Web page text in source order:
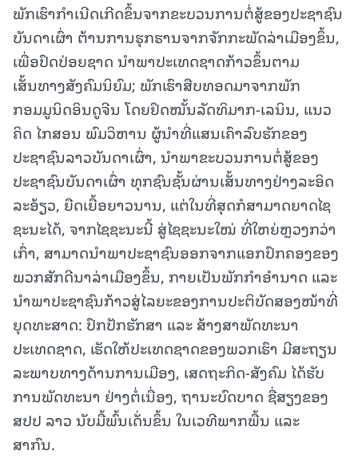
ພັກເຮົາກໍາເນີດເກີດຂຶ້ນຈາກຂະບວນການຕໍ່ສູ້ຂອງປະຊາຊົນ
ບັນດາເຜົ່າ ຕ້ານການຮຸກຮານຈາກຈັກກະພັດລ່າເມືອງຂຶ້ນ,
ເພື່ອປົດປ່ອຍຊາດ ນໍາພາປະເທດຊາດກ້າວຂຶ້ນຕາມ
ເສັ້ນທາງສັງຄົມນິຍົມ; ພັກເຮົາສືບທອດມາຈາກພັກ
ກອມມູນິດອິນດູຈີນ ໂດຍຢຶດໝັ້ນລັດທິມາກ-ເລນິນ, ແນວ
ຄິດ ໄກສອນ ພົມວິຫານ ຜູ້ນຳທີ່ແສນເຄົາລົບຮັກຂອງ
ປະຊາຊົນລາວບັນດາເຜົ່າ, ນໍາພາຂະບວນການຕໍ່ສູ້ຂອງ
ປະຊາຊົນບັນດາເຜົ່າ ທຸກຊົນຊັ້ນຜ່ານເສັ້ນທາງຢ່າງລະອິດ
ລະອ້ຽວ, ຍືດເຍື້ອຍາວນານ, ແຕ່ໃນທີ່ສຸດກໍສາມາດຍາດໄຊ
ຊະນະໄດ້, ຈາກໄຊຊະນະນີ້ ສູ່ໄຊຊະນະໃໝ່ ທີ່ໃຫຍ່ຫຼວງກວ່າ
ເກົ່າ, ສາມາດນໍາພາປະຊາຊົນອອກຈາກແອກປົກຄອງຂອງ
ພວກສັກດີນາລ່າເມືອງຂຶ້ນ, ກາຍເປັນພັກກໍາອໍານາດ ແລະ
ນໍາພາປະຊາຊົນກ້າວສູ່ໄລຍະຂອງການປະຕິບັດສອງໜ້າທີ່
ຍຸດທະສາດ: ປົກປັກຮັກສາ ແລະ ສ້າງສາພັດທະນາ
ປະເທດຊາດ, ເຮັດໃຫ້ປະເທດຊາດຂອງພວກເຮົາ ມີສະຖຽນ
ລະພາບທາງດ້ານການເມືອງ, ເສດຖະກິດ-ສັງຄົມ ໄດ້ຮັບ
ການພັດທະນາ ຢ່າງຕໍ່ເນື່ອງ, ຖານະບົດບາດ ຊື່ສຽງຂອງ
ສປປ ລາວ ນັບມື້ພົ້ນເດັ່ນຂຶ້ນ ໃນເວທີພາກພື້ນ ແລະ
ສາກົນ.